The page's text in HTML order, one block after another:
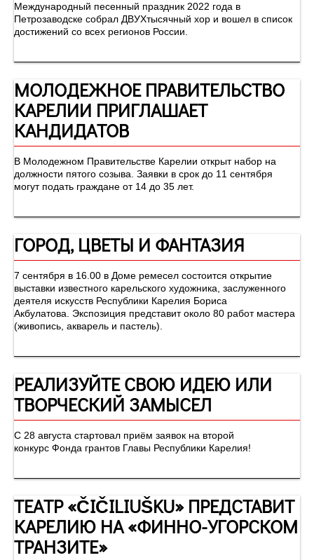
Международный песенный праздник 2022 года в
Петрозаводске собрал ДВУХтысячный хор и вошел в список
достижений со всех регионов России.
МОЛОДЕЖНОЕ ПРАВИТЕЛЬСТВО
КАРЕЛИИ ПРИГЛАШАЕТ
КАНДИДАТОВ
В Молодежном Правительстве Карелии открыт набор на
должности пятого созыва. Заявки в срок до 11 сентября
могут подать граждане от 14 до 35 лет.
ГОРОД, ЦВЕТЫ И ФАНТАЗИЯ
7 сентября в 16.00 в Доме ремесел состоится открытие
выставки известного карельского художника, заслуженного
деятеля искусств Республики Карелия Бориса
Акбулатова. Экспозиция представит около 80 работ мастера
(живопись, акварель и пастель).
РЕАЛИЗУЙТЕ СВОЮ ИДЕЮ ИЛИ
ТВОРЧЕСКИЙ ЗАМЫСЕЛ
С 28 августа стартовал приём заявок на второй
конкурс Фонда грантов Главы Республики Карелия!
ТЕАТР «ČIČILIUŠKU» ПРЕДСТАВИТ
КАРЕЛИЮ НА «ФИННО-УГОРСКОМ
ТРАНЗИТЕ»